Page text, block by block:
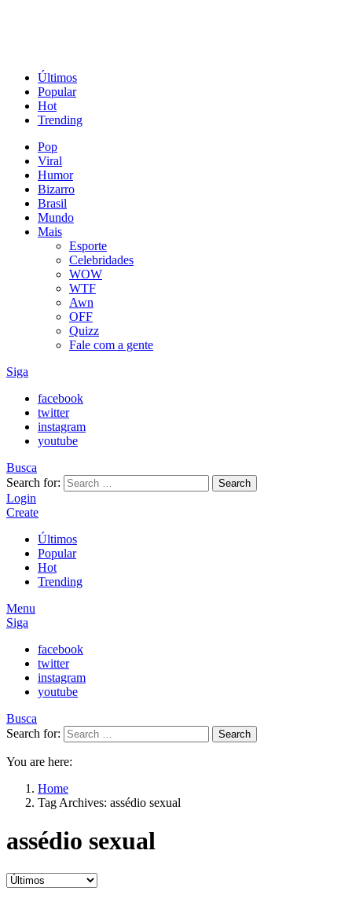
Últimos
Popular
Hot
Trending
Pop
Viral
Humor
Bizarro
Brasil
Mundo
Mais
Esporte
Celebridades
WOW
WTF
Awn
OFF
Quizz
Fale com a gente
Siga
facebook
twitter
instagram
youtube
Busca
Search for:
Search
Login
Create
Últimos
Popular
Hot
Trending
Menu
Siga
facebook
twitter
instagram
youtube
Busca
Search for:
Search
You are here:
Home
Tag Archives: assédio sexual
assédio sexual